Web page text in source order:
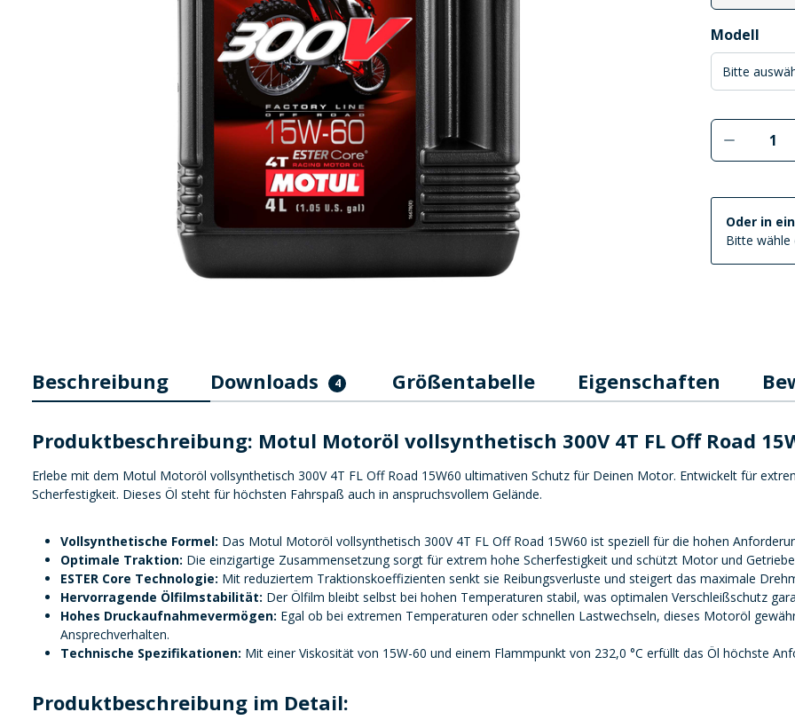
Modell
auswählen
Produkt
Oder in
Bitte wähle
Beschreibung Downloads 4 Größentabelle Eigenschaften
Produktbeschreibung: Motul Motoröl vollsynthetisch 300V 4T FL Off Road
Erlebe mit dem Motul Motoröl vollsynthetisch 300V 4T FL Off Road 15W60 ultimativen Schutz für Deinen Motor. Entwickelt für
Scherfestigkeit. Dieses Öl steht für höchsten Fahrspaß auch in anspruchsvollem Gelände.
Vollsynthetische Formel: Das Motul Motoröl vollsynthetisch 300V 4T FL Off Road 15W60 ist speziell für die hohen
Optimale Traktion: Die einzigartige Zusammensetzung sorgt für extrem hohe Scherfestigkeit und schützt Motor und
ESTER Core Technologie: Mit reduziertem Traktionskoeffizienten senkt sie Reibungsverluste und steigert das maximale
Hervorragende Ölfilmstabilität: Der Ölfilm bleibt selbst bei hohen Temperaturen stabil, was optimalen Verschleißschutz
Hohes Druckaufnahmevermögen: Egal ob bei extremen Temperaturen oder schnellen Lastwechseln, dieses Motoröl
Ansprechverhalten.
Technische Spezifikationen: Mit einer Viskosität von 15W-60 und einem Flammpunkt von 232,0 °C erfüllt das Öl höchste
Produktbeschreibung im Detail: